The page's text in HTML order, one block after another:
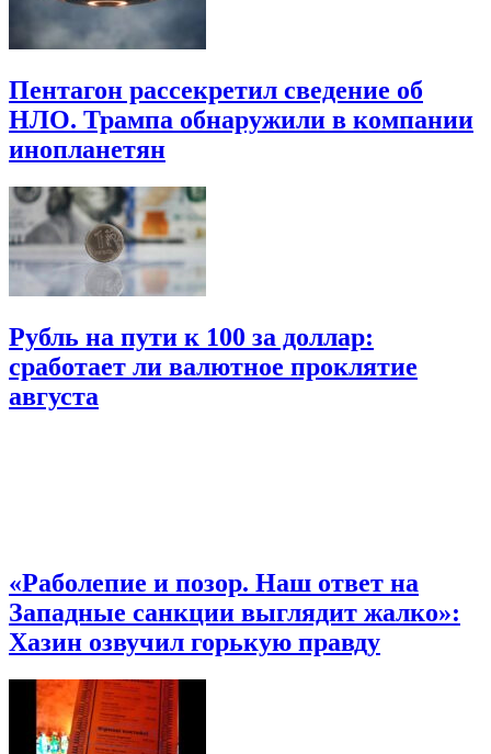
Пентагон рассекретил сведение об
НЛО. Трампа обнаружили в компании
инопланетян
Рубль на пути к 100 за доллар:
сработает ли валютное проклятие
августа
«Раболепие и позор. Наш ответ на
Западные санкции выглядит жалко»:
Хазин озвучил горькую правду